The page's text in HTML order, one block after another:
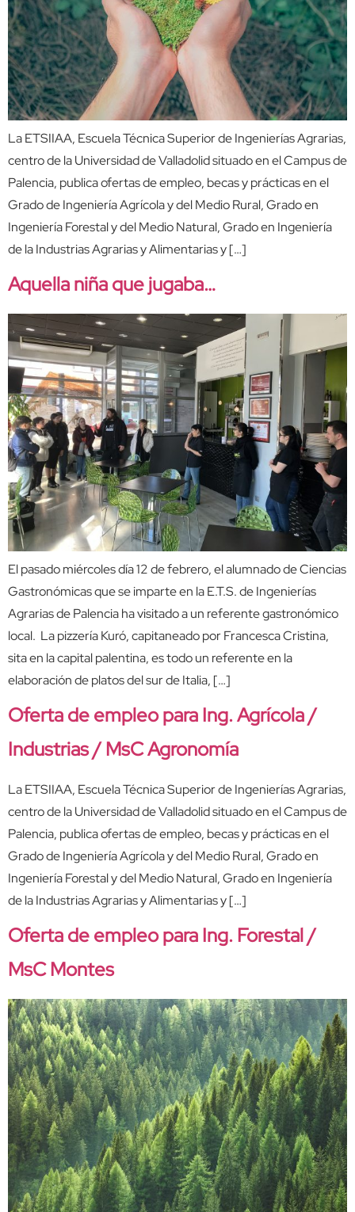
La ETSIIAA, Escuela Técnica Superior de Ingenierías Agrarias,
centro de la Universidad de Valladolid situado en el Campus de
Palencia, publica ofertas de empleo, becas y prácticas en el
Grado de Ingeniería Agrícola y del Medio Rural, Grado en
Ingeniería Forestal y del Medio Natural, Grado en Ingeniería
de la Industrias Agrarias y Alimentarias y […]
Aquella niña que jugaba…
El pasado miércoles día 12 de febrero, el alumnado de Ciencias
Gastronómicas que se imparte en la E.T.S. de Ingenierías
Agrarias de Palencia ha visitado a un referente gastronómico
local. La pizzería Kuró, capitaneado por Francesca Cristina,
sita en la capital palentina, es todo un referente en la
elaboración de platos del sur de Italia, […]
Oferta de empleo para Ing. Agrícola /
Industrias / MsC Agronomía
La ETSIIAA, Escuela Técnica Superior de Ingenierías Agrarias,
centro de la Universidad de Valladolid situado en el Campus de
Palencia, publica ofertas de empleo, becas y prácticas en el
Grado de Ingeniería Agrícola y del Medio Rural, Grado en
Ingeniería Forestal y del Medio Natural, Grado en Ingeniería
de la Industrias Agrarias y Alimentarias y […]
Oferta de empleo para Ing. Forestal /
MsC Montes